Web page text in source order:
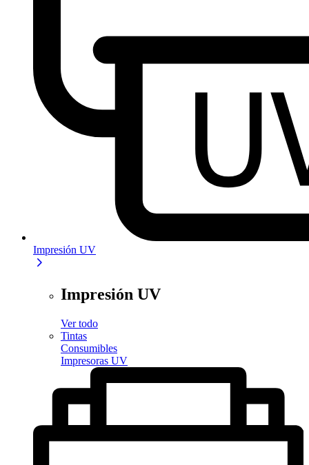
Impresión UV
Impresión UV
Ver todo
Tintas
Consumibles
Impresoras UV